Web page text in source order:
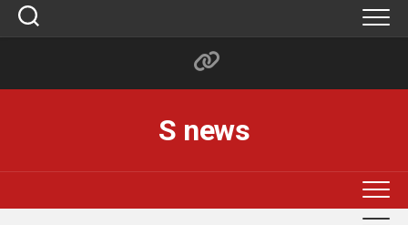
Skip
S news